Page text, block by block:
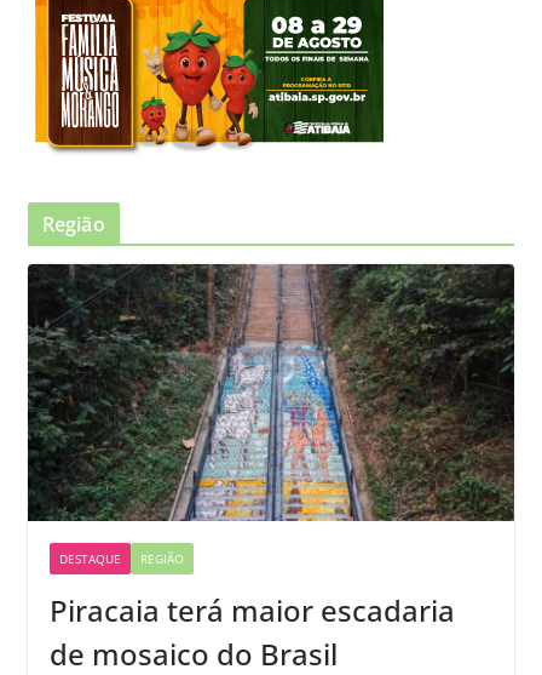
Região
DESTAQUE REGIÃO
Piracaia terá maior escadaria
de mosaico do Brasil